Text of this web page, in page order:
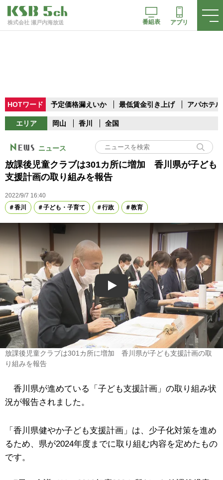
株式会社 瀬戸内海放送 番組表 アプリ
HOTワード 予定価格漏えいか 最低賃金引き上げ アパホテル
エリア 岡山 香川 全国
ニュース
放課後児童クラブは301カ所に増加 香川県が子ども
支援計画の取り組みを報告
2022/9/7 16:40
香川
子ども・子育て 行政 教育
Play
放課後児童クラブは301カ所に増加 香川県が子ども支援計画の取
り組みを報告
香川県が進めている「子ども支援計画」の取り組み状
況が報告されました。
「香川県健やか子ども支援計画」は、少子化対策を進め
るため、県が2024年度までに取り組む内容を定めたもの
です。